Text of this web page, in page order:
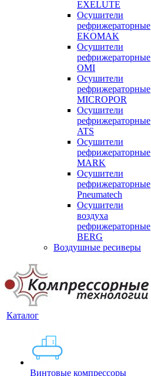
EXELUTE
Осушители
рефрижераторные
EKOMAK
Осушители
рефрижераторные
OMI
Осушители
рефрижераторные
MICROPOR
Осушители
рефрижераторные
ATS
Осушители
рефрижераторные
MARK
Осушители
рефрижераторные
Pneumatech
Осушители
воздуха
рефрижераторные
BERG
Воздушные ресиверы
Каталог
Винтовые компрессоры